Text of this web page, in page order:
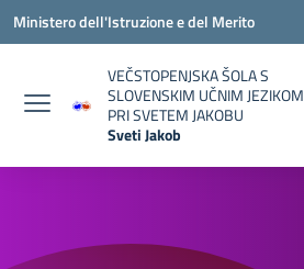
Vai ai contenuti
Vai al menu di navigazione
Vai al footer
Ministero dell'Istruzione e del Merito
VEČSTOPENJSKA ŠOLA S
SLOVENSKIM UČNIM JEZIKOM
PRI SVETEM JAKOBU
Sveti Jakob